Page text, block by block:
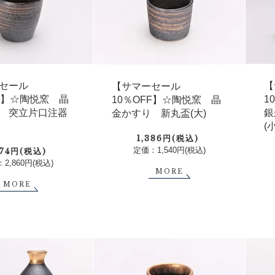
ール
】☆陶悦窯 晶
突立片口注器
円(税込)
2,860円(税込)
MORE
【サマーセール
10％OFF】☆陶悦窯 晶
金かすり 新丸盃(大)
1,386円(税込)
定価：1,540円(税込)
MORE
(